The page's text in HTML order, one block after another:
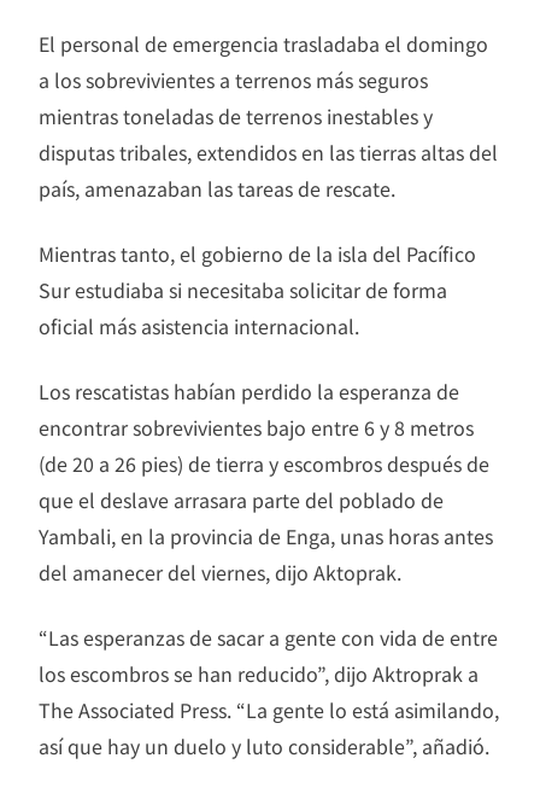
El personal de emergencia trasladaba el domingo
a los sobrevivientes a terrenos más seguros
mientras toneladas de terrenos inestables y
disputas tribales, extendidos en las tierras altas del
país, amenazaban las tareas de rescate.
Mientras tanto, el gobierno de la isla del Pacífico
Sur estudiaba si necesitaba solicitar de forma
oficial más asistencia internacional.
Los rescatistas habían perdido la esperanza de
encontrar sobrevivientes bajo entre 6 y 8 metros
(de 20 a 26 pies) de tierra y escombros después de
que el deslave arrasara parte del poblado de
Yambali, en la provincia de Enga, unas horas antes
del amanecer del viernes, dijo Aktoprak.
“Las esperanzas de sacar a gente con vida de entre
los escombros se han reducido”, dijo Aktroprak a
The Associated Press. “La gente lo está asimilando,
así que hay un duelo y luto considerable”, añadió.